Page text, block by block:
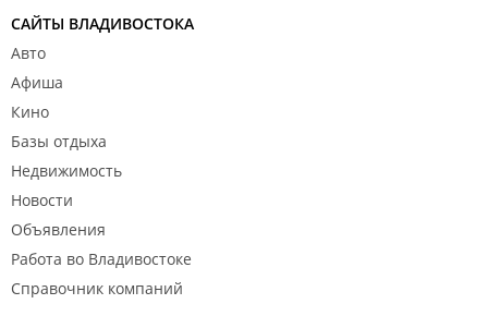
САЙТЫ ВЛАДИВОСТОКА
Авто
Афиша
Кино
Базы отдыха
Недвижимость
Новости
Объявления
Работа во Владивостоке
Справочник компаний